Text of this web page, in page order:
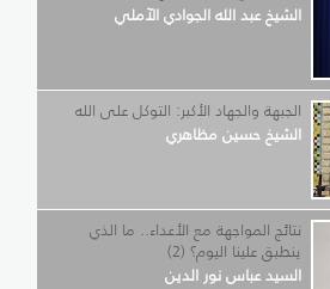
الشيخ عبد الله الجوادي الآملي
الجبهة والجهاد الأكبر: التوكل على الله
الشيخ حسين مظاهري
نتائج المواجهة مع الأعداء.. ما الذي
ينطبق علينا اليوم؟ (2)
السيد عباس نور الدين